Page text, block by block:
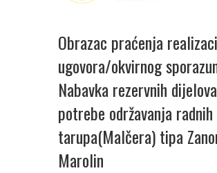
Obrazac praćenja
ugovora/okvirnog
Nabavka rezervnih
potrebe održavanja radnih
tarupa(Malčera) tipa
Marolin